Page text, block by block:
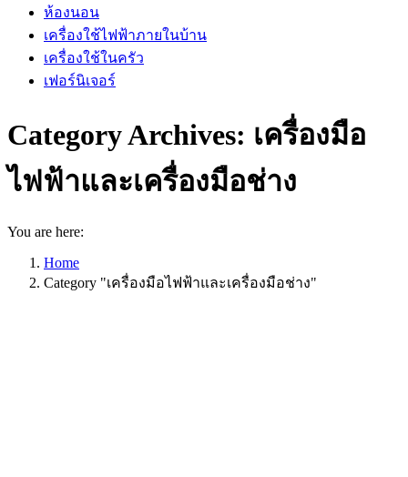
ห้องนอน
เครื่องใช้ไฟฟ้าภายในบ้าน
เครื่องใช้ในครัว
เฟอร์นิเจอร์
Category Archives: เครื่องมือ
ไฟฟ้าและเครื่องมือช่าง
You are here:
Home
Category "เครื่องมือไฟฟ้าและเครื่องมือช่าง"